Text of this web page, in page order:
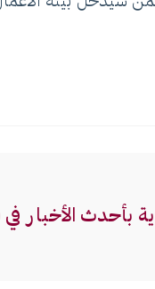
بأحدث الأخبار